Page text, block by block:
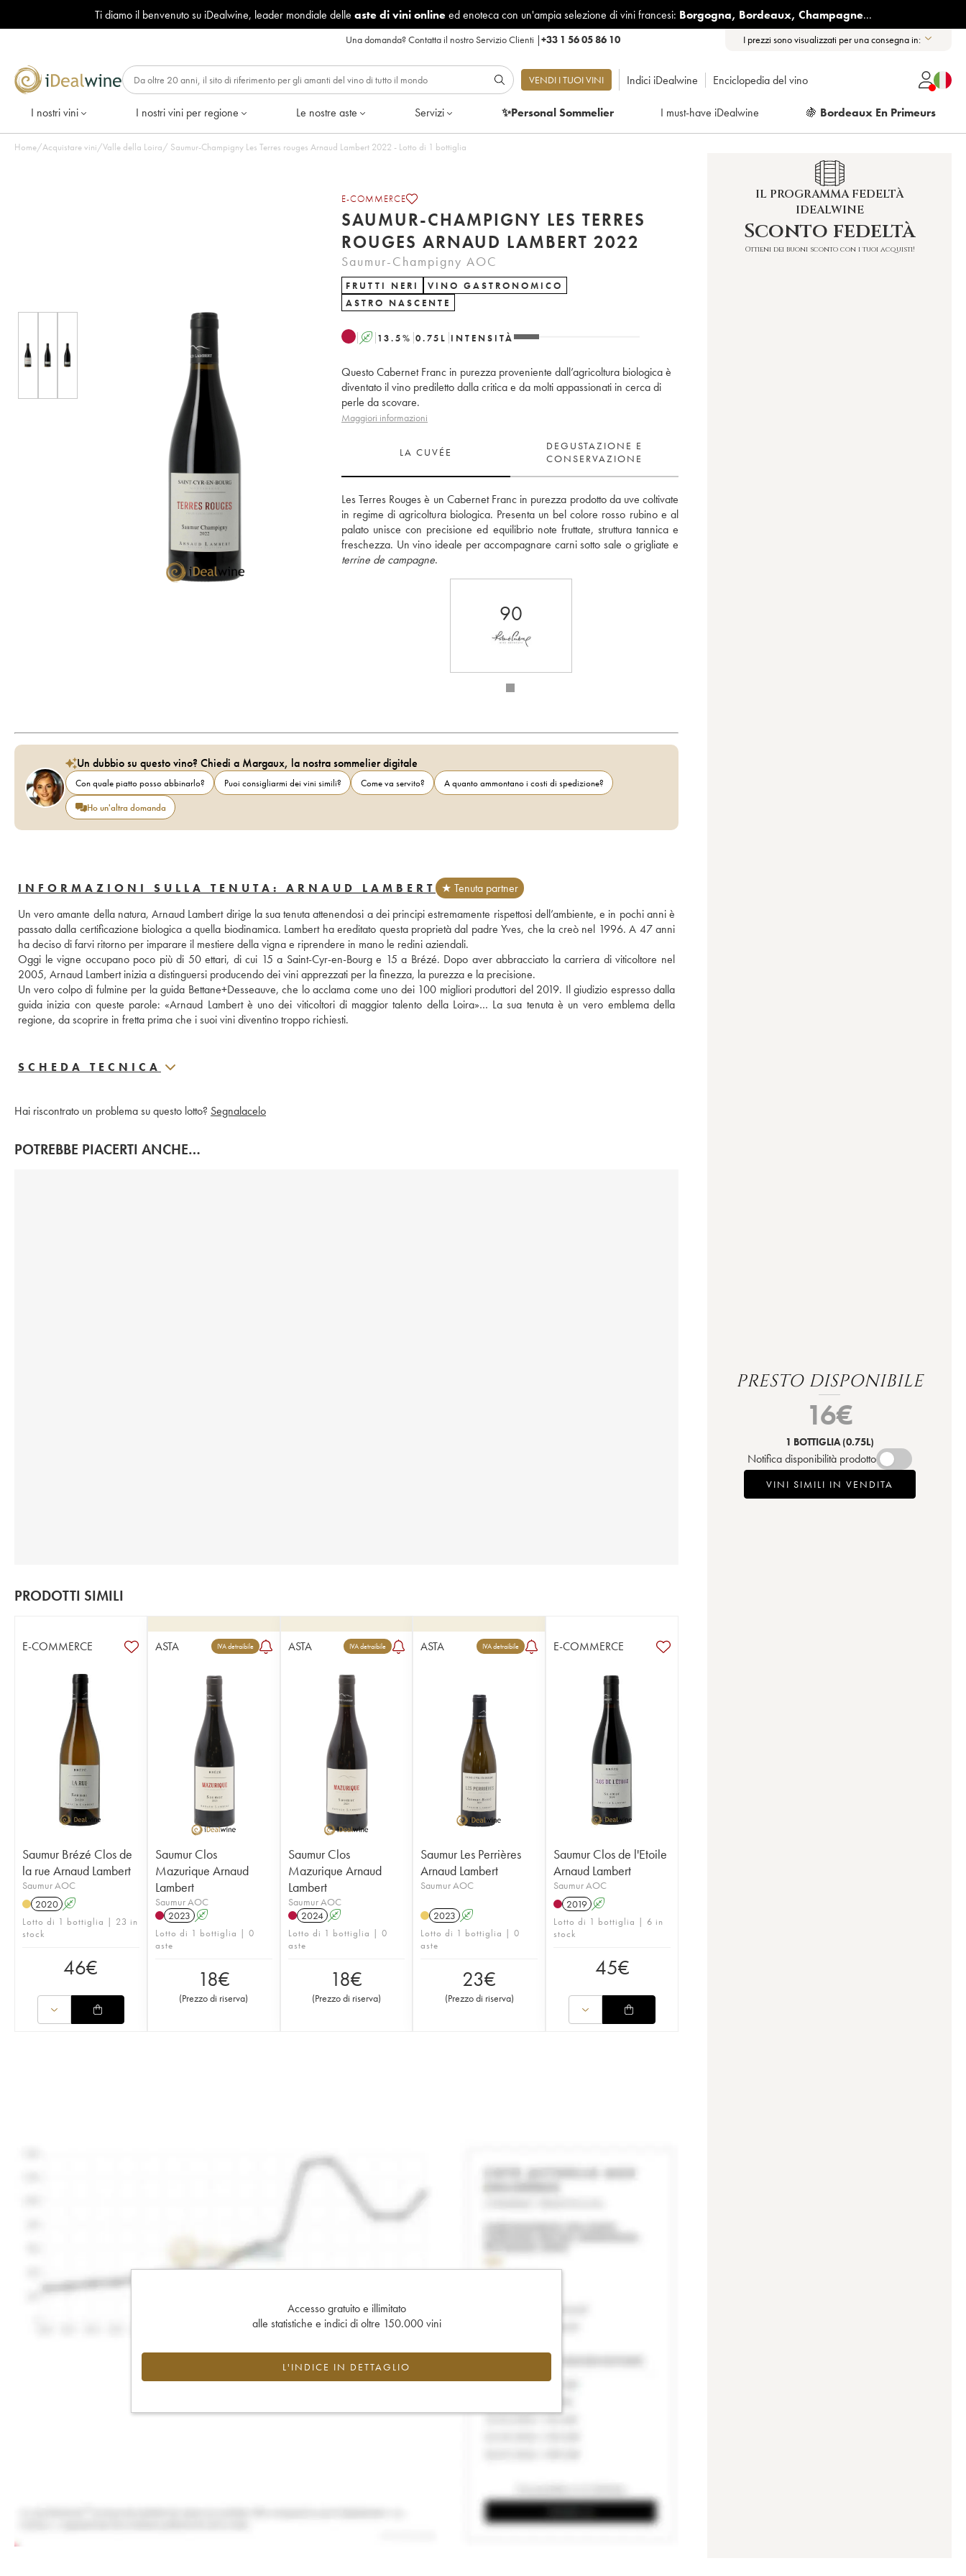
Ti diamo il benvenuto su iDealwine, leader mondiale delle aste di vini onlineed enoteca con un'ampia selezione di vini francesi: Borgogna, Bordeaux, Champagne...
Una domanda?Contatta il nostro Servizio Clienti |+33 1 56 05 86 10 I prezzi sono visualizzati per una consegna in:
VENDI I TUOI VINI Indici iDealwine Enciclopedia del vino
I nostri vini I nostri vini per regione Le nostre aste Servizi ✨Personal Sommelier I must-have iDealwine 🍇 Bordeaux En Primeurs
Home/Acquistare vini/Valle della Loira/ Saumur-Champigny Les Terres rouges Arnaud Lambert 2022 - Lotto di 1 bottiglia
E-COMMERCE
SAUMUR-CHAMPIGNY LES TERRES
ROUGES ARNAUD LAMBERT 2022
Saumur-Champigny AOC
FRUTTI NERI
VINO GASTRONOMICO
ASTRO NASCENTE
A 13.5% 0.75 L INTENSITÀ
Questo Cabernet Franc in purezza proveniente dall’agricoltura biologica è
diventato il vino prediletto dalla critica e da molti appassionati in cerca di
perle da scovare.
Maggiori informazioni
LA CUVÉE
DEGUSTAZIONE E
CONSERVAZIONE
Les Terres Rouges è un Cabernet Franc in purezza prodotto da uve coltivate
in regime di agricoltura biologica. Presenta un bel colore rosso rubino e al
palato unisce con precisione ed equilibrio note fruttate, struttura tannica e
terrine de campagne.
90
Un dubbio su questo vino? Chiedi a Margaux, la nostra sommelier digitale
Con quale piatto posso abbinarlo? Puoi consigliarmi dei vini simili? Come va servito?
A quanto ammontano i costi di spedizione?
Ho un'altra domanda
INFORMAZIONI SULLA TENUTA: ARNAUD LAMBERT
★ Tenuta partner
Un vero amante della natura, Arnaud Lambert dirige la sua tenuta attenendosi a dei principi estremamente rispettosi dell’ambiente, e in pochi anni è
passato dalla certificazione biologica a quella biodinamica. Lambert ha ereditato questa proprietà dal padre Yves, che la creò nel 1996. A 47 anni
ha deciso di farvi ritorno per imparare il mestiere della vigna e riprendere in mano le redini aziendali.
Oggi le vigne occupano poco più di 50 ettari, di cui 15 a Saint-Cyr-en-Bourg e 15 a Brézé. Dopo aver abbracciato la carriera di viticoltore nel
2005, Arnaud Lambert inizia a distinguersi producendo dei vini apprezzati per la finezza, la purezza e la precisione.
Un vero colpo di fulmine per la guida Bettane+Desseauve, che lo acclama come uno dei 100 migliori produttori del 2019. Il giudizio espresso dalla
guida inizia con queste parole: «Arnaud Lambert è uno dei viticoltori di maggior talento della Loira»… La sua tenuta è un vero emblema della
regione, da scoprire in fretta prima che i suoi vini diventino troppo richiesti.
SCHEDA TECNICA
Hai riscontrato un problema su questo lotto? Segnalacelo
POTREBBE PIACERTI ANCHE…
PRODOTTI SIMILI
E-COMMERCE
Saumur Brézé Clos de
la rue Arnaud Lambert
Saumur AOC
2020 A
Lotto di 1 bottiglia | 23 in
stock
46€
ASTA IVA detraibile
Saumur Clos
Mazurique Arnaud
Lambert
Saumur AOC
2023 A
Lotto di 1 bottiglia | 0
aste
18€
(Prezzo di riserva)
ASTA IVA detraibile
Saumur Clos
Mazurique Arnaud
Lambert
Saumur AOC
2024 A
Lotto di 1 bottiglia | 0
aste
18€
(Prezzo di riserva)
ASTA IVA detraibile
Saumur Les Perrières
Arnaud Lambert
Saumur AOC
2023 A
Lotto di 1 bottiglia | 0
aste
23€
(Prezzo di riserva)
E-COMMERCE
Saumur Clos de l'Etoile
Arnaud Lambert
Saumur AOC
2019 A
Lotto di 1 bottiglia | 6 in
stock
45€
Accesso gratuito e illimitato
alle statistiche e indici di oltre 150.000 vini
L'INDICE IN DETTAGLIO
IL PROGRAMMA FEDELTÀ
IDEALWINE
Sconto fedeltà
Ottieni dei buoni sconto con i tuoi acquisti!
PRESTO DISPONIBILE
16€
1 BOTTIGLIA (0.75L)
Notifica disponibilità prodotto
VINI SIMILI IN VENDITA